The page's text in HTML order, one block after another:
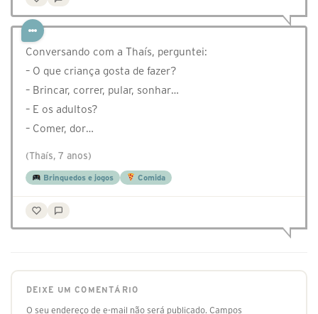
Conversando com a Thaís, perguntei:
– O que criança gosta de fazer?
– Brincar, correr, pular, sonhar…
– E os adultos?
– Comer, dor…
(Thaís, 7 anos)
Brinquedos e jogos Comida
DEIXE UM COMENTÁRIO
O seu endereço de e-mail não será publicado. Campos